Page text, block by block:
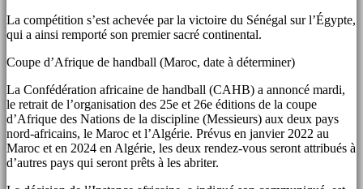
La compétition s’est achevée par la victoire du Sénégal sur l’Égypte,
qui a ainsi remporté son premier sacré continental.
Coupe d’Afrique de handball (Maroc, date à déterminer)
La Confédération africaine de handball (CAHB) a annoncé mardi,
le retrait de l’organisation des 25e et 26e éditions de la coupe
d’Afrique des Nations de la discipline (Messieurs) aux deux pays
nord-africains, le Maroc et l’Algérie. Prévus en janvier 2022 au
Maroc et en 2024 en Algérie, les deux rendez-vous seront attribués à
d’autres pays qui seront prêts à les abriter.